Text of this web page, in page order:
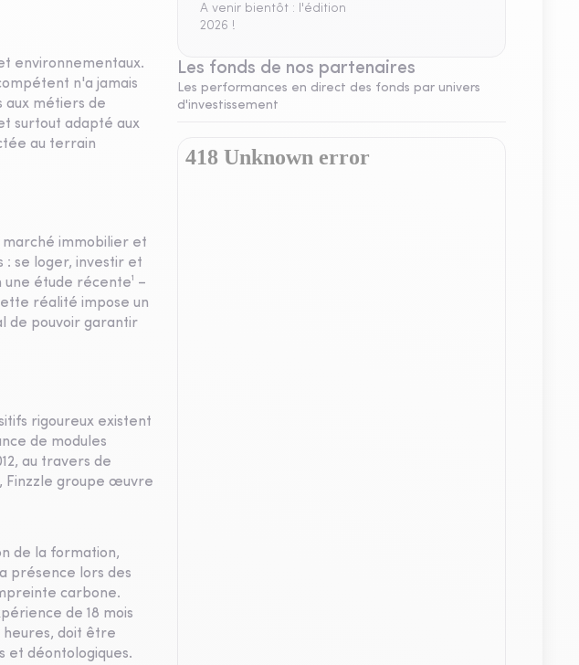
environnementaux.
n'a jamais
aux métiers de
surtout adapté aux
au terrain
immobilier et
: se loger, investir et
étude récente¹ –
réalité impose un
de pouvoir garantir
rigoureux existent
de modules
au travers de
Finzzle groupe œuvre
de la formation,
présence lors des
carbone.
de 18 mois
heures, doit être
et déontologiques.
A venir bientôt : l'édition
2026 !
Les fonds de nos partenaires
Les performances en direct des fonds par univers
d'investissement